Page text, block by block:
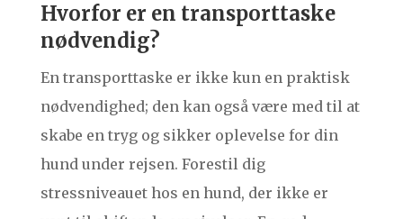
Hvorfor er en transporttaske
nødvendig?
En transporttaske er ikke kun en praktisk
nødvendighed; den kan også være med til at
skabe en tryg og sikker oplevelse for din
hund under rejsen. Forestil dig
stressniveauet hos en hund, der ikke er